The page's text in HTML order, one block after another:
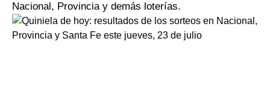
Nacional, Provincia y demás loterías.